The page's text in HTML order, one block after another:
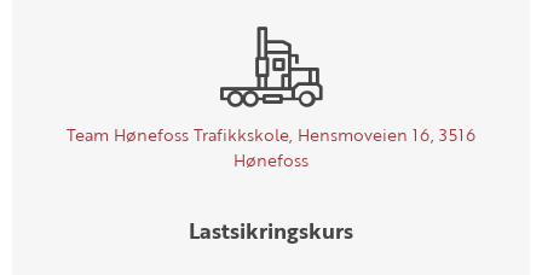
Team Hønefoss Trafikkskole, Hensmoveien 16, 3516
Hønefoss
Lastsikringskurs